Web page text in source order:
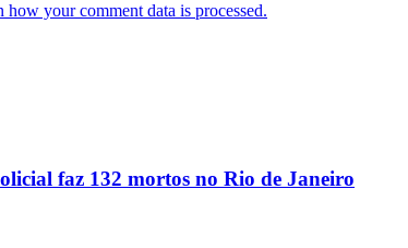
how your comment data is processed.
faz 132 mortos no Rio de Janeiro